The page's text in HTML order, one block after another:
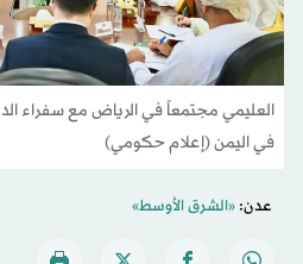
العليمي مجتمعاً في الرياض مع سفراء
في اليمن (إعلام حكومي)
عدن:«الشرق الأوسط»